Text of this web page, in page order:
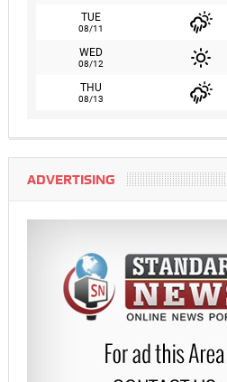
TUE
08/11
WED
08/12
THU
08/13
ADVERTISING